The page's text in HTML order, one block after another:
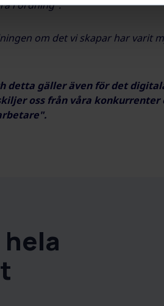
i ordning".
om det vi skapar har varit
detta gäller även för det
oss från våra konkurrenter